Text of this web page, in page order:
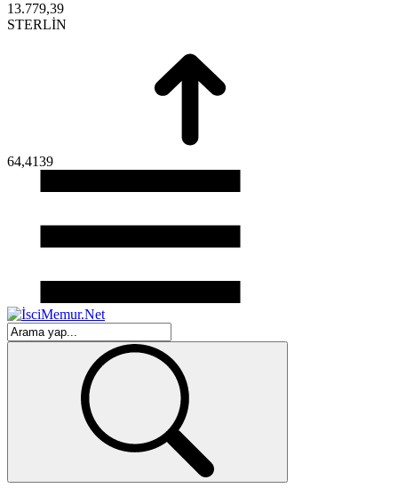
13.779,39
STERLİN
64,4139